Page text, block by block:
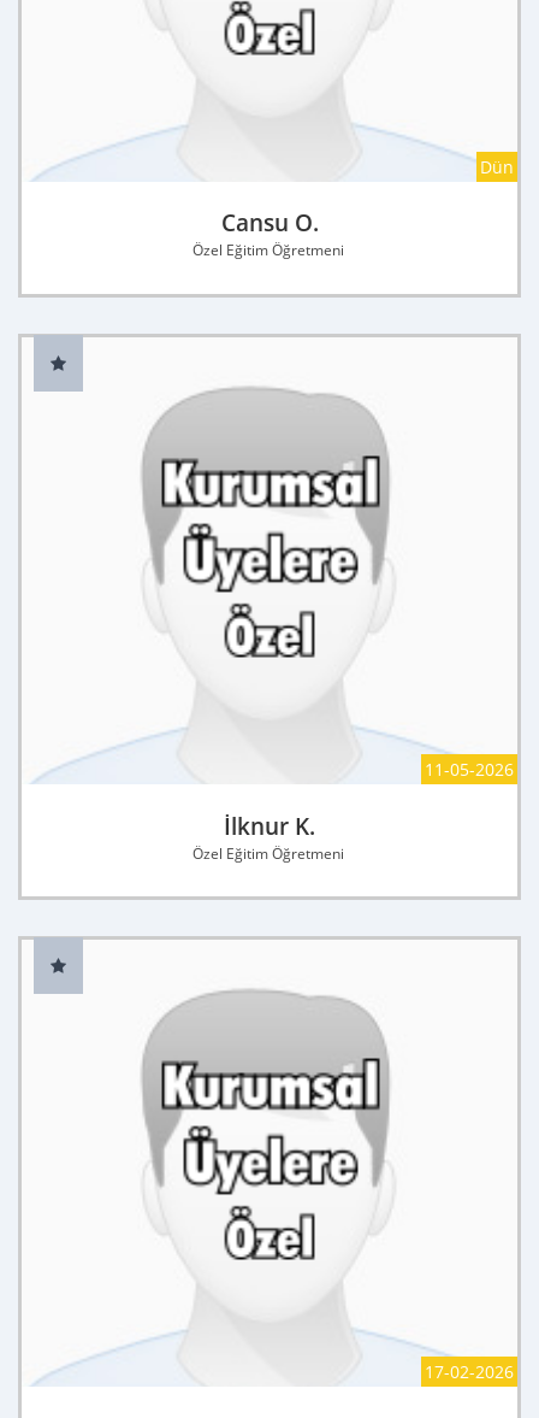
Dün
Cansu O.
Özel Eğitim Öğretmeni
11-05-2026
İlknur K.
Özel Eğitim Öğretmeni
17-02-2026